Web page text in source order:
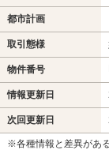
都市計画
取引態様
物件番号
情報更新日
次回更新日
※各種情報と差異があ